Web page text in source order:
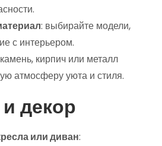
: выбирайте модели,
с интерьером.
кирпич или металл
атмосферу уюта и стиля.
декор
или диван: